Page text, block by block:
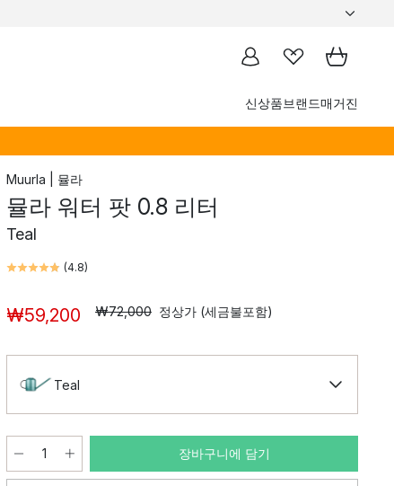
신상품브랜드매거진
Muurla | 뮬라
뮬라 워터 팟 0.8 리터
Teal
(4.8)
₩59,200 ₩72,000 정상가 (세금불포함)
Teal
장바구니에 담기